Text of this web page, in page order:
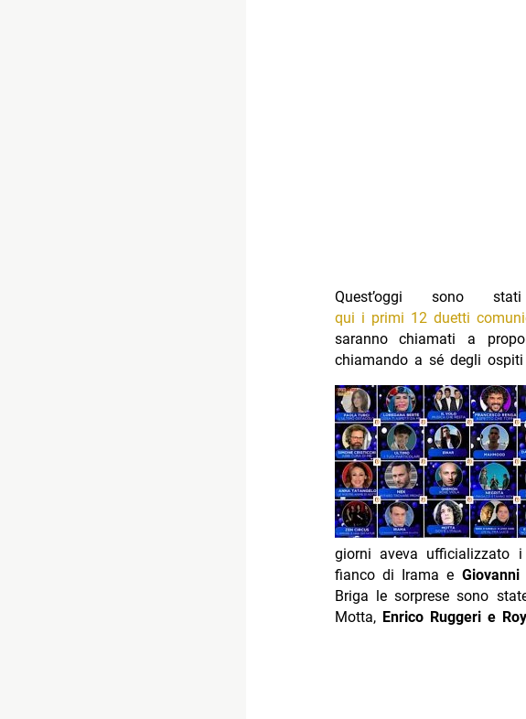
Quest’oggi sono
qui i primi 12 duetti
saranno chiamati a
chiamando a sé degli
giorni aveva ufficializzato
fianco di Irama e Giovanni
Briga le sorprese sono
Motta, Enrico Ruggeri e